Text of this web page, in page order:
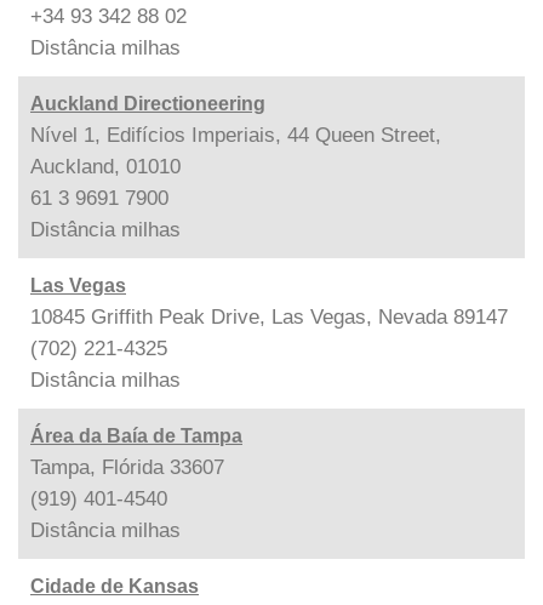
+34 93 342 88 02
Distância milhas
Auckland Directioneering
Nível 1, Edifícios Imperiais, 44 Queen Street,
Auckland, 01010
61 3 9691 7900
Distância milhas
Las Vegas
10845 Griffith Peak Drive, Las Vegas, Nevada 89147
(702) 221-4325
Distância milhas
Área da Baía de Tampa
Tampa, Flórida 33607
(919) 401-4540
Distância milhas
Cidade de Kansas